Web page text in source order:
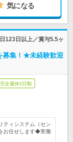
気になる
123日以上／賞与5.5ヶ
募集！★未経験歓迎
完全週休2日制
ティシステム（セン
お任せします◆実働